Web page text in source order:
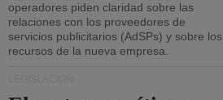
operadores piden claridad sobre las
relaciones con los proveedores de
servicios publicitarios (AdSPs) y sobre los
recursos de la nueva empresa.